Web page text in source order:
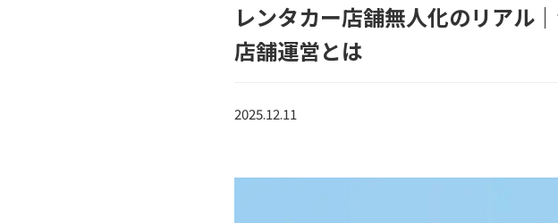
レンタカー店舗無人化のリアル
店舗運営とは
2025.12.11